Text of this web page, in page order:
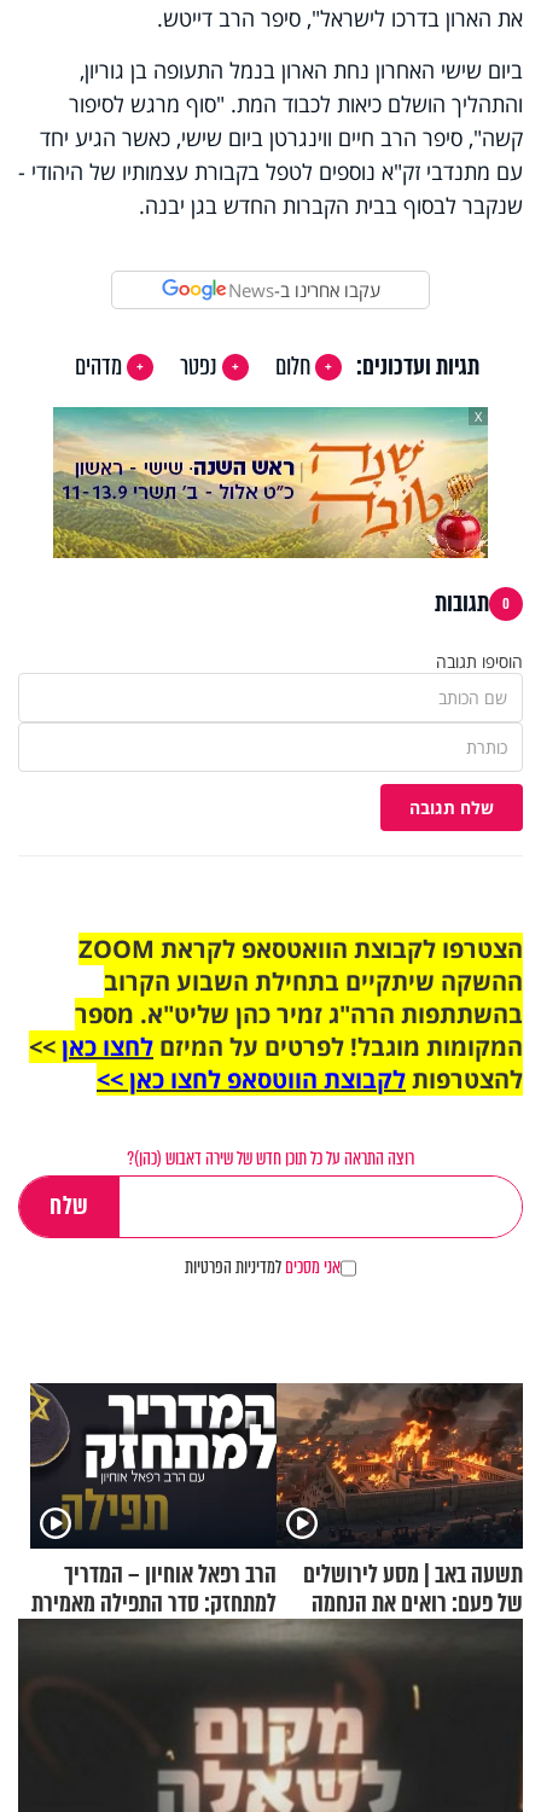
את הארון בדרכו לישראל", סיפר הרב דייטש.
ביום שישי האחרון נחת הארון בנמל התעופה בן גוריון,
והתהליך הושלם כיאות לכבוד המת. "סוף מרגש לסיפור
קשה", סיפר הרב חיים ווינגרטן ביום שישי, כאשר הגיע יחד
עם מתנדבי זק"א נוספים לטפל בקבורת עצמותיו של היהודי -
שנקבר לבסוף בבית הקברות החדש בגן יבנה.
עקבו אחרינו ב-News
תגיות ועדכונים: חלום נפטר מדהים
X
0 תגובות
הוסיפו תגובה
שלח תגובה
הצטרפו לקבוצת הוואטסאפ לקראת ZOOM
ההשקה שיתקיים בתחילת השבוע הקרוב
בהשתתפות הרה"ג זמיר כהן שליט"א. מספר
המקומות מוגבל! לפרטים על המיזם לחצו כאן>>
להצטרפותלקבוצת הווטסאפ לחצו כאן >>
רוצה התראה על כל תוכן חדש של שירה דאבוש (כהן)?
אני מסכיםלמדיניות הפרטיות
תשעה באב | מסע לירושלים
של פעם: רואים את הנחמה
הרב רפאל אוחיון – המדריך
למתחזק: סדר התפילה מאמירת
הקורבנות ועד קריאת שמע